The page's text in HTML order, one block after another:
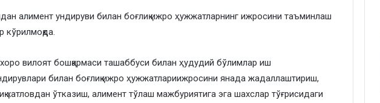
алимент ундируви билан боғлиқ ижро ҳужжатларнинг ижросини таъминлаш
кўрилмоқда.
вилоят бошқармаси ташаббуси билан ҳудудий бўлимлар иш
билан боғлиқ ижро ҳужжатлариижросини янада жадаллаштириш,
хатловдан ўтказиш, алимент тўлаш мажбуриятига эга шахслар тўғрисидаги